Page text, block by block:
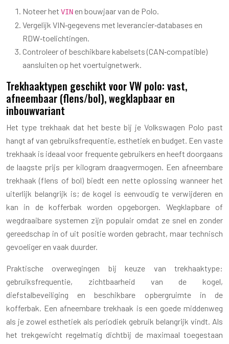
Noteer het VINen bouwjaar van de Polo.
Vergelijk VIN‑gegevens met leverancier‑databases en
RDW‑toelichtingen.
Controleer of beschikbare kabelsets (CAN‑compatible)
aansluiten op het voertuignetwerk.
Trekhaaktypen geschikt voor VW polo: vast,
afneembaar (flens/bol), wegklapbaar en
inbouwvariant
Het type trekhaak dat het beste bij je Volkswagen Polo past
hangt af van gebruiksfrequentie, esthetiek en budget. Een vaste
trekhaak is ideaal voor frequente gebruikers en heeft doorgaans
de laagste prijs per kilogram draagvermogen. Een afneembare
trekhaak (flens of bol) biedt een nette oplossing wanneer het
uiterlijk belangrijk is; de kogel is eenvoudig te verwijderen en
kan in de kofferbak worden opgeborgen. Wegklapbare of
wegdraaibare systemen zijn populair omdat ze snel en zonder
gereedschap in of uit positie worden gebracht, maar technisch
gevoeliger en vaak duurder.
Praktische overwegingen bij keuze van trekhaaktype:
gebruiksfrequentie, zichtbaarheid van de kogel,
diefstalbeveiliging en beschikbare opbergruimte in de
kofferbak. Een afneembare trekhaak is een goede middenweg
als je zowel esthetiek als periodiek gebruik belangrijk vindt. Als
het trekgewicht regelmatig dichtbij de maximaal toegestaan